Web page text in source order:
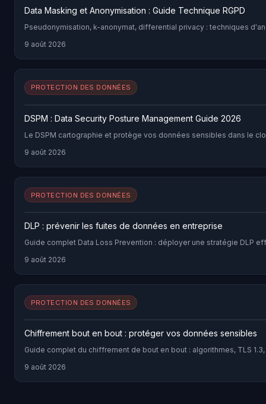
Data Masking et Anonymisation : Guide Technique RGPD
Pseudonymisation, k-anonymat, differential privacy : techniques
9 août 2026
PROTECTION DES DONNÉES
DSPM : Data Security Posture Management Guide 2026
Le DSPM cartographie et protège vos données sensibles dans le
9 août 2026
PROTECTION DES DONNÉES
DLP : prévenir les fuites de données en entreprise
Guide complet Data Loss Prevention : déployer une stratégie DLP
9 août 2026
PROTECTION DES DONNÉES
Chiffrement bout en bout : protéger vos données sensibles
Guide complet du chiffrement de bout en bout : algorithmes, TLS
9 août 2026